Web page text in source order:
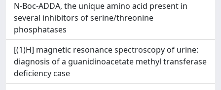
N-Boc-ADDA, the unique amino acid present in
several inhibitors of serine/threonine
phosphatases
[(1)H] magnetic resonance spectroscopy of urine:
diagnosis of a guanidinoacetate methyl transferase
deficiency case